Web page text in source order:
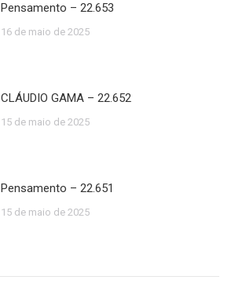
Pensamento – 22.653
16 de maio de 2025
CLÁUDIO GAMA – 22.652
15 de maio de 2025
Pensamento – 22.651
15 de maio de 2025